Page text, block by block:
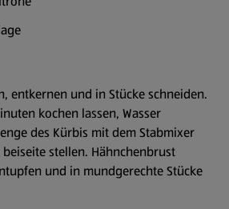
entkernen und in Stücke schneiden.
kochen lassen, Wasser
des Kürbis mit dem Stabmixer
stellen. Hähnchenbrust
und in mundgerechte Stücke